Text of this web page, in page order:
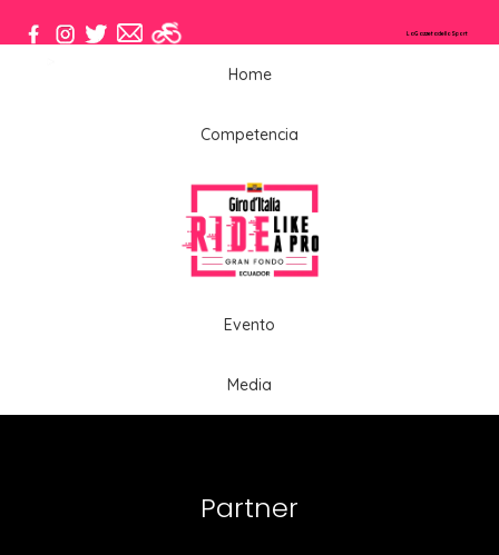
LaGazzetadelloSport
Home
Competencia
Evento
Media
Partner